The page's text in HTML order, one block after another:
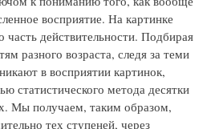
восприятие. На картинке
часть действительности. Подбирая
разного возраста, следя за теми
в восприятии картинок,
метода десятки
Мы получаем, таким образом,
тех ступеней, через